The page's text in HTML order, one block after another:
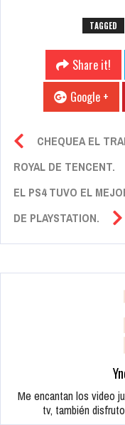
TAGGED
Share it!
Google +
CHEQUEA EL
ROYAL DE TENCENT.
EL PS4 TUVO EL
DE PLAYSTATION.
Me encantan los video
tv, también